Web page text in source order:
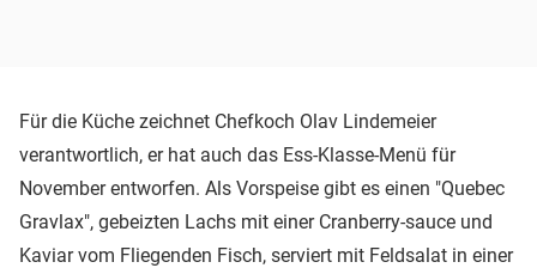
Für die Küche zeichnet Chefkoch Olav Lindemeier
verantwortlich, er hat auch das Ess-Klasse-Menü für
November entworfen. Als Vorspeise gibt es einen "Quebec
Gravlax", gebeizten Lachs mit einer Cranberry-sauce und
Kaviar vom Fliegenden Fisch, serviert mit Feldsalat in einer